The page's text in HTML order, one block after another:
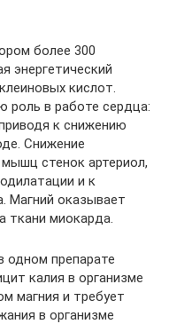
более 300
энергетический
кислот.
роль в работе сердца:
к снижению
Снижение
стенок артериол,
и к
Магний оказывает
ткани миокарда.
одном препарате
калия в организме
магния и требует
в организме